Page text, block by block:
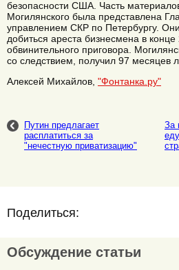
безопасности США. Часть
Могилянского была представлена
управлением СКР по Петербургу.
добиться ареста бизнесмена в
обвинительного приговора.
со следствием, получил 97 месяцев
Алексей Михайлов, "Фонтанка.ру"
Путин предлагает
расплатиться за
"нечестную приватизацию"
За
Поделиться:
Обсуждение статьи